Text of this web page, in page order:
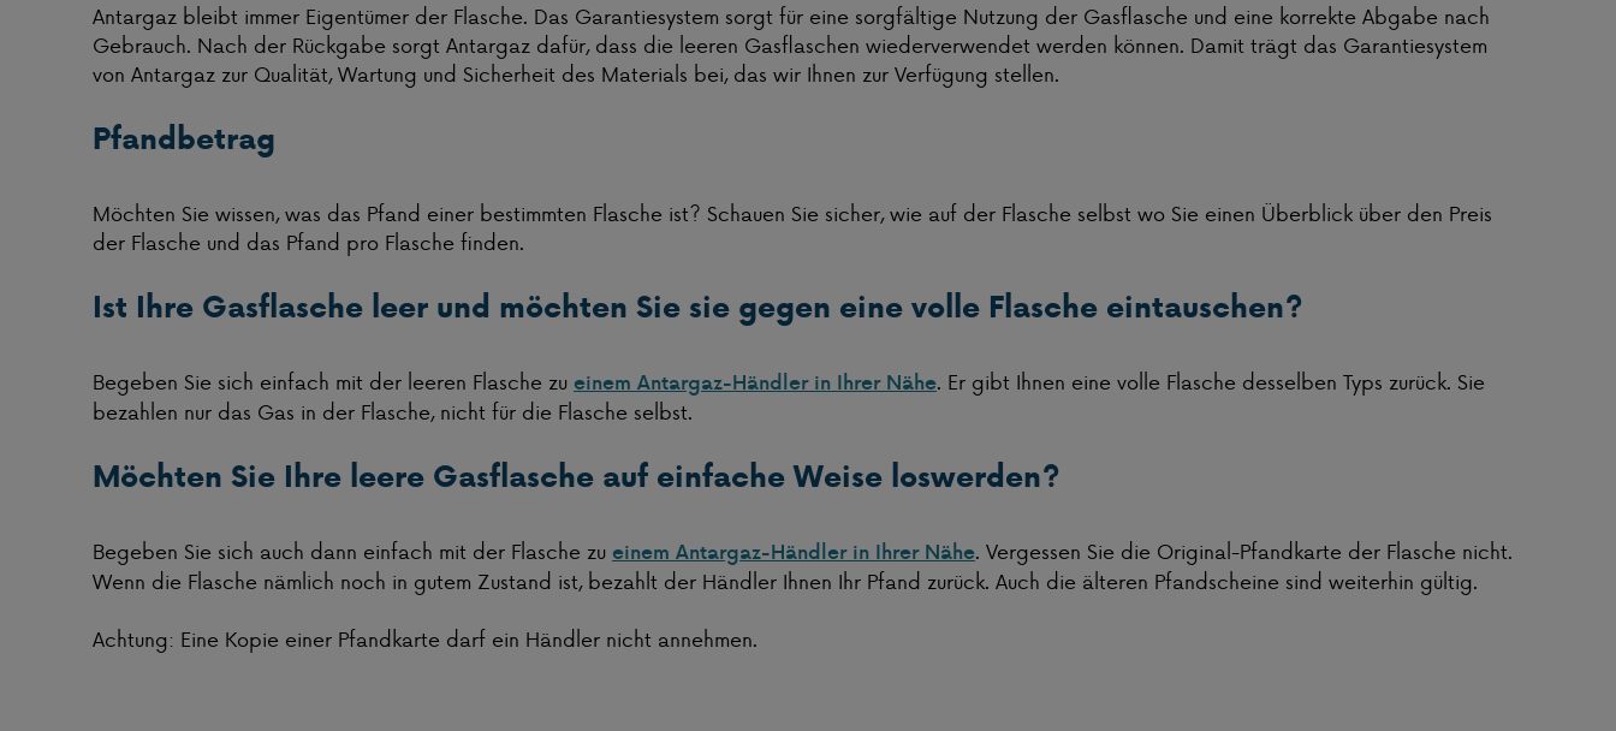
Antargaz bleibt immer Eigentümer der Flasche. Das Garantiesystem sorgt für eine sorgfältige Nutzung der Gasflasche und eine korrekte Abgabe nach
Gebrauch. Nach der Rückgabe sorgt Antargaz dafür, dass die leeren Gasflaschen wiederverwendet werden können. Damit trägt das Garantiesystem
von Antargaz zur Qualität, Wartung und Sicherheit des Materials bei, das wir Ihnen zur Verfügung stellen.
Pfandbetrag
Möchten Sie wissen, was das Pfand einer bestimmten Flasche ist? Schauen Sie sicher, wie auf der Flasche selbst wo Sie einen Überblick über den Preis
der Flasche und das Pfand pro Flasche finden.
Ist Ihre Gasflasche leer und möchten Sie sie gegen eine volle Flasche eintauschen?
Begeben Sie sich einfach mit der leeren Flasche zu einem Antargaz-Händler in Ihrer Nähe. Er gibt Ihnen eine volle Flasche desselben Typs zurück. Sie
bezahlen nur das Gas in der Flasche, nicht für die Flasche selbst.
Möchten Sie Ihre leere Gasflasche auf einfache Weise loswerden?
Begeben Sie sich auch dann einfach mit der Flasche zu einem Antargaz-Händler in Ihrer Nähe. Vergessen Sie die Original-Pfandkarte der Flasche nicht.
Wenn die Flasche nämlich noch in gutem Zustand ist, bezahlt der Händler Ihnen Ihr Pfand zurück. Auch die älteren Pfandscheine sind weiterhin gültig.
Achtung: Eine Kopie einer Pfandkarte darf ein Händler nicht annehmen.